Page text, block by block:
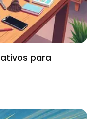
para